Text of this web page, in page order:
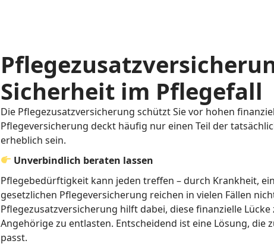
Sicherheit im Pflegefall
Die Pflegezusatzversicherung schützt Sie vor hohen
Pflegeversicherung deckt häufig nur einen Teil der
erheblich sein.
Unverbindlich beraten lassen
Pflegebedürftigkeit kann jeden treffen – durch Krankheit,
gesetzlichen Pflegeversicherung reichen in vielen Fällen
Pflegezusatzversicherung hilft dabei, diese finanzielle
Angehörige zu entlasten. Entscheidend ist eine Lösung,
passt.